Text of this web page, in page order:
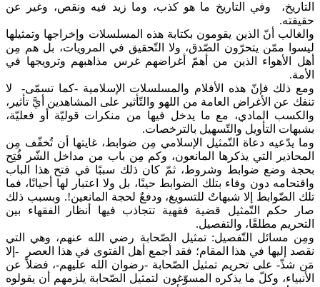
التاريخ، وفي التاريخ ما هو كذب، وما زيد فيه ونقص، وغير عن
حقيقته.
والغالب أنّ الذين يقومون بكتابة هذه المسلسلات وإخراجها وتمثيلها
ليسوا ممّن يتحرّون الصّدق، ولا التّحقيق في المرويات، بل هم مِن
أهل الأهواء الذين من أهمّ أغراضهم غرس مذاهبهم وترويجها في
الأمة.
ومع ذلك فإنّ هذه الأفلام والمسلسلات الإسلامية -كما تسمّى- لا
تنفك عن الأغراض العامة من اللهو والتّأثير على المشاهدين أيَّ تأثير،
والكسب المادي، مع ما يدخل فيها من منكرات قوليّة أو فعليّة،
بشبهات التأويل والتّسهيل بالترخصات.
وما يدّعيه دعاة التّمثيل الإسلامي مِن ضوابط، غايتها أن تُخفّف مِن
المحاذير التي يذكرها المانعون، وكم مِن باب من مداخل الشّر فُتِح
بحجة وضع ضوابط وشروط، ثمّ كان ذلك سببًا في فتح هذا الباب
واقتحامه دون وفاء بتلك الضوابط حينًا، بل ولا اعتبار لها أحيانًا، فما
تلك الضّوابط إلا شبهاتٌ للتسويغ، ودفعٌ لحجة المانعين!. وبسبب ذلك
صار حكم التّمثيل قضية فقهية تتجاذب فيها أنظار الفقهاء بين
التحريم مطلقًا، والتفصيل.
ومِن مسائل التّفصيل: تمثيل الصّحابة رضي الله عنهم، وهي التي
نقصد إليها في هذا المقام؛ فقد أجمع أهل الفتوى في هذا العصر -إلا
مَن شذّ- على تحريم تمثيل الصّحابة -رضوان الله عليهم-، فضلاً عن
الأنبياء، وكلّ ما يذكره المسوّغون لتمثيل الصّحابة يلزمهم أن يقولوه